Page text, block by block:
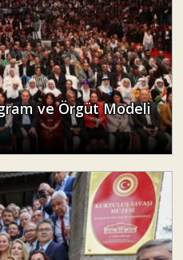
ve Örgüt Modeli